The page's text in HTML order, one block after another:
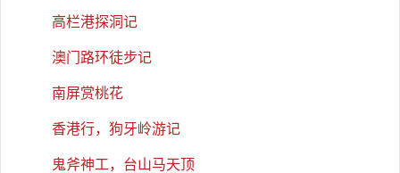
高栏港探洞记
澳门路环徒步记
南屏赏桃花
香港行，狗牙岭游记
鬼斧神工，台山马天顶